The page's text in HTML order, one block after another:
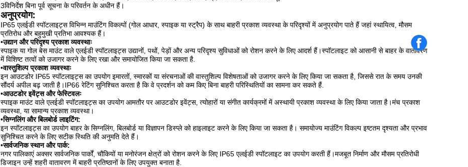
3विनिर्देश बिना पूर्व सूचना के परिवर्तन के अधीन हैं।
अनुप्रयोग:
IP65 एलईडी स्पॉटलाइट्स विभिन्न माउंटिंग विकल्पों (गोल आधार, स्पाइक या स्ट्रैप) के साथ बाहरी प्रकाश व्यवस्था के परिदृश्यों में अनुप्रयोग पाते हैं जहां स्थायित्व, मौसम
प्रतिरोध और बहुमुखी प्रतिभा आवश्यक हैं।
•उद्यान और परिदृश्य प्रकाश व्यवस्थाः
स्पाइक या गोल बेस माउंट वाले एलईडी स्पॉटलाइट्स उद्यानों, पथों, पेड़ों और अन्य परिदृश्य सुविधाओं को रोशन करने के लिए आदर्श हैं।स्पॉटलाइट को आसानी से बाहर के वातावरण
में विशिष्ट तत्वों को उजागर करने के लिए रखा और समायोजित किया जा सकता है.
•वास्तुशिल्प प्रकाश व्यवस्थाः
इन आउटडोर IP65 स्पॉटलाइट्स का उपयोग इमारतों, स्मारकों या संरचनाओं की वास्तुशिल्प विशेषताओं को उजागर करने के लिए किया जा सकता है, जिससे रात के समय उनकी
सौंदर्य अपील बढ़ जाती है।IP66 रेटिंग सुनिश्चित करता है कि वे प्रदर्शन को कम किए बिना बाहरी परिस्थितियों का सामना कर सकते हैं.
•आउटडोर इवेंट्स और फेस्टिवलः
स्पाइक माउंट वाले एलईडी स्पॉटलाइट्स का उपयोग आमतौर पर आउटडोर इवेंट्स, त्योहारों या संगीत कार्यक्रमों में अस्थायी प्रकाश व्यवस्था के लिए किया जाता है।मंच प्रकाश
व्यवस्था, या सामान्य प्रकाश व्यवस्था।
•सिग्नलिंग और बिलबोर्ड लाइटिंग:
इन स्पॉटलाइट्स का उपयोग बाहर के सिग्नलिंग, बिलबोर्ड या विज्ञापन डिस्प्ले को हाइलाइट करने के लिए किया जा सकता है। समायोज्य माउंटिंग विकल्प इष्टतम दृश्यता और प्रभाव
सुनिश्चित करने के लिए सटीक स्थिति की अनुमति देते हैं।
•सार्वजनिक स्थान और पार्क:
नगर पालिकाएं अक्सर सार्वजनिक पार्कों, चौकियों या मनोरंजन क्षेत्रों को रोशन करने के लिए IP65 एलईडी स्पॉटलाइट का उपयोग करती हैं।मजबूत निर्माण और मौसम प्रतिरोधी
डिजाइन उन्हें शहरी वातावरण में बाहरी प्रतिष्ठानों के लिए उपयुक्त बनाता है.